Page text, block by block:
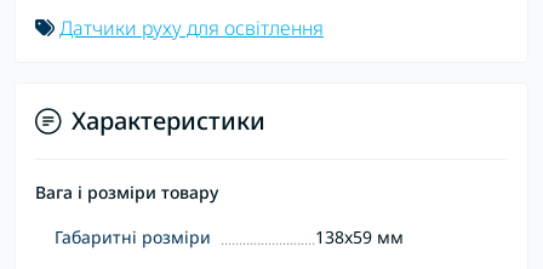
Датчики руху для освітлення
Характеристики
Вага і розміри товару
Габаритні розміри
138x59 мм